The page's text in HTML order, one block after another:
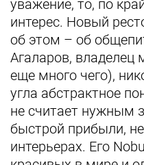
уважение, то, по
интерес. Новый
об этом – об
Агаларов, владелец
еще много чего),
угла абстрактное
не считает нужным
быстрой прибыли,
интерьерах. Его